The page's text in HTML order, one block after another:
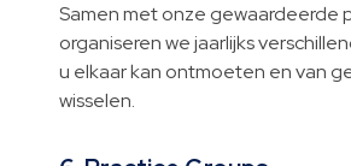
Samen met onze gewaardeerde
organiseren we jaarlijks
u elkaar kan ontmoeten en van
wisselen.